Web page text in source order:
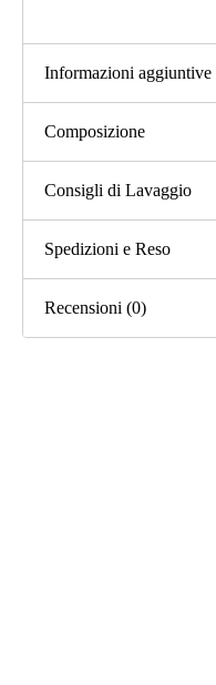
Informazioni aggiuntive
Composizione
Consigli di Lavaggio
Spedizioni e Reso
Recensioni (0)